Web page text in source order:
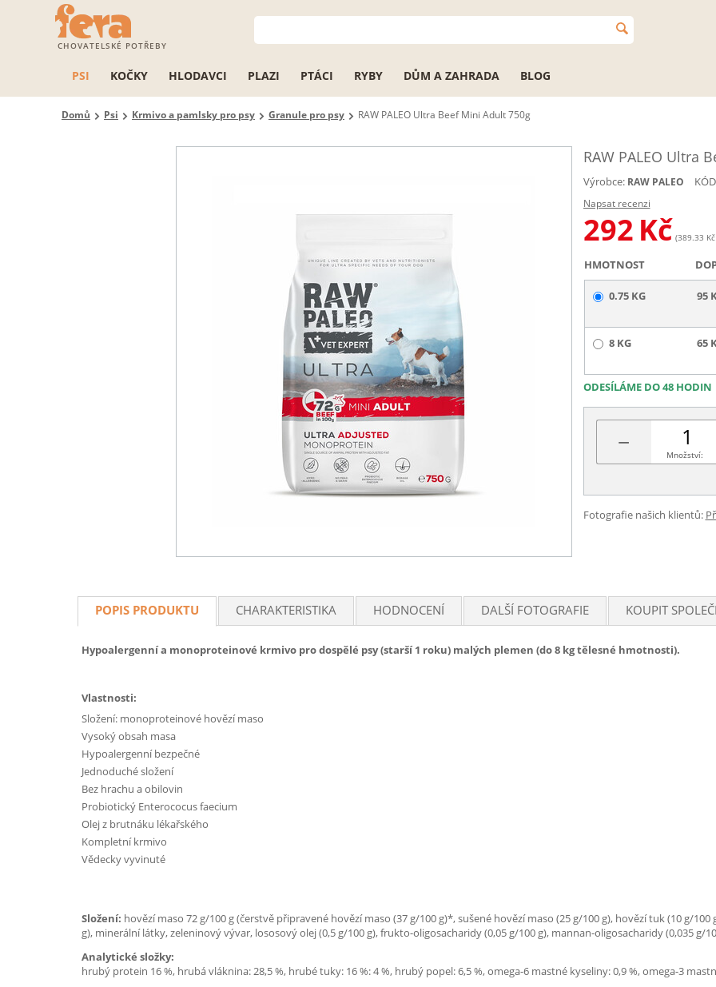
CHOVATELSKÉ POTŘEBY
PSI KOČKY HLODAVCI PLAZI PTÁCI RYBY DŮM A ZAHRADA BLOG
Domů Psi Krmivo a pamlsky pro psy Granule pro psy RAW PALEO Ultra Beef Mini Adult 750g
RAW PALEO Ultra
Výrobce: RAW PALEO
Napsat recenzi
292 Kč (389.33
HMOTNOST
0.75 KG 95
8 KG 65
ODESÍLÁME DO 48 HODIN
− Množství:
Fotografie našich klientů:
POPIS PRODUKTU CHARAKTERISTIKA HODNOCENÍ DALŠÍ FOTOGRAFIE KOUPIT
Hypoalergenní a monoproteinové krmivo pro dospělé psy (starší 1 roku) malých plemen (do 8 kg tělesné hmotnosti).
Vlastnosti:
Složení: monoproteinové hovězí maso
Vysoký obsah masa
Hypoalergenní bezpečné
Jednoduché složení
Bez hrachu a obilovin
Probiotický Enterococus faecium
Olej z brutnáku lékařského
Kompletní krmivo
Vědecky vyvinuté
Složení: hovězí maso 72 g/100 g (čerstvě připravené hovězí maso (37 g/100 g)*, sušené hovězí maso (25 g/100 g), hovězí tuk (10 g/
g), minerální látky, zeleninový vývar, lososový olej (0,5 g/100 g), frukto-oligosacharidy (0,05 g/100 g), mannan-oligosacharidy (0,035 g/
Analytické složky:
hrubý protein 16 %, hrubá vláknina: 28,5 %, hrubé tuky: 16 %: 4 %, hrubý popel: 6,5 %, omega-6 mastné kyseliny: 0,9 %, omega-3